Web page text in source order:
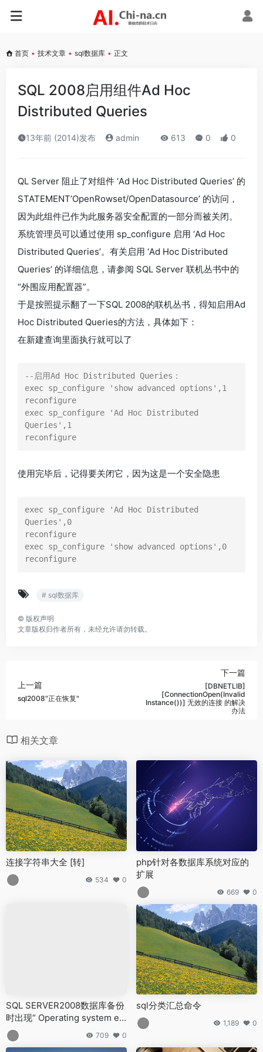
首页 • 技术文章 • sql数据库 • 正文
SQL 2008启用组件Ad Hoc
Distributed Queries
13年前 (2014)发布 admin 613 0 0
QL Server 阻止了对组件 ‘Ad Hoc Distributed Queries’ 的
STATEMENT’OpenRowset/OpenDatasource’ 的访问，
因为此组件已作为此服务器安全配置的一部分而被关闭。
系统管理员可以通过使用 sp_configure 启用 ‘Ad Hoc
Distributed Queries’。有关启用 ‘Ad Hoc Distributed
Queries’ 的详细信息，请参阅 SQL Server 联机丛书中的
“外围应用配置器”。
于是按照提示翻了一下SQL 2008的联机丛书，得知启用Ad
Hoc Distributed Queries的方法，具体如下：
在新建查询里面执行就可以了
--启用Ad Hoc Distributed Queries：
exec sp_configure 'show advanced options',1
reconfigure
exec sp_configure 'Ad Hoc Distributed
Queries',1
使用完毕后，记得要关闭它，因为这是一个安全隐患
exec sp_configure 'Ad Hoc Distributed
Queries',0
reconfigure
exec sp_configure 'show advanced options',0
# sql数据库
© 版权声明
文章版权归作者所有，未经允许请勿转载。
上一篇
sql2008"正在恢复"
下一篇
[DBNETLIB]
[ConnectionOpen(Invalid
Instance())] 无效的连接 的解决
办法
相关文章
连接字符串大全 [转]
534 0
php针对各数据库系统对应的
扩展
669 0
SQL SERVER2008数据库备份
时出现“ Operating system err
or 5(拒绝访问。)“
709 0
sql分类汇总命令
1,189 0